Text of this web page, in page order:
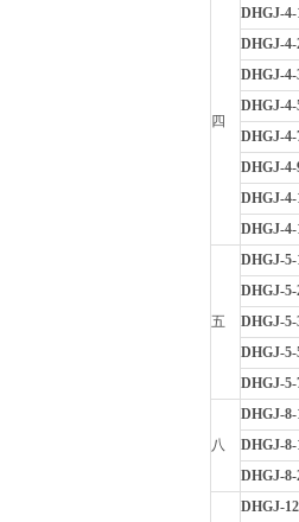
四
DHGJ-4-
DHGJ-4-
DHGJ-4-
DHGJ-4-
DHGJ-4-
DHGJ-4-
DHGJ-4-
DHGJ-4-
五
DHGJ-5-
DHGJ-5-
DHGJ-5-
DHGJ-5-
DHGJ-5-
八
DHGJ-8-
DHGJ-8-
DHGJ-8-
DHGJ-